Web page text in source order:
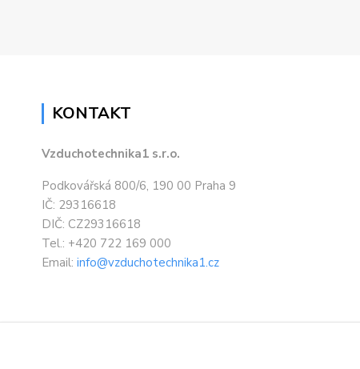
KONTAKT
Vzduchotechnika1 s.r.o.
Podkovářská 800/6, 190 00 Praha 9
IČ: 29316618
DIČ: CZ29316618
Tel.: +420 722 169 000
Email: info@vzduchotechnika1.cz